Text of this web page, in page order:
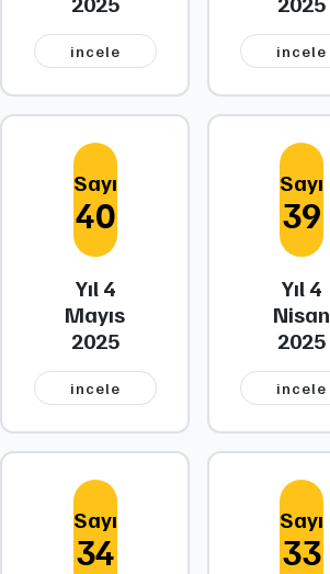
i̇ncele i̇ncele
Sayı
40
Yıl 4
Mayıs
2025
i̇ncele
Sayı
39
Yıl 4
Nisan
2025
i̇ncele
Sayı
34
Sayı
33